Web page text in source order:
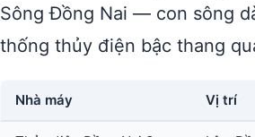
Sông Đồng Nai — con sông
thống thủy điện bậc thang
Nhà máy Vị trí